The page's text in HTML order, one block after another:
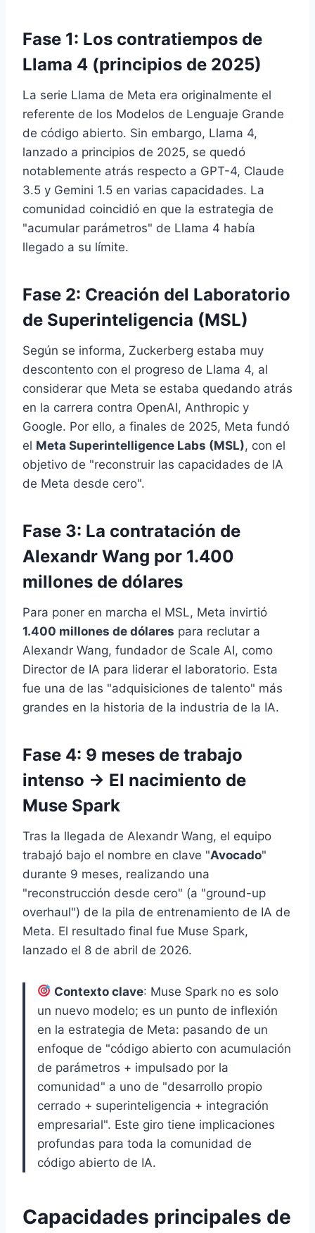
Fase 1: Los contratiempos de
Llama 4 (principios de 2025)
La serie Llama de Meta era originalmente el
referente de los Modelos de Lenguaje Grande
de código abierto. Sin embargo, Llama 4,
lanzado a principios de 2025, se quedó
notablemente atrás respecto a GPT-4, Claude
3.5 y Gemini 1.5 en varias capacidades. La
comunidad coincidió en que la estrategia de
"acumular parámetros" de Llama 4 había
llegado a su límite.
Fase 2: Creación del Laboratorio
de Superinteligencia (MSL)
Según se informa, Zuckerberg estaba muy
descontento con el progreso de Llama 4, al
considerar que Meta se estaba quedando atrás
en la carrera contra OpenAI, Anthropic y
Google. Por ello, a finales de 2025, Meta fundó
el Meta Superintelligence Labs (MSL), con el
objetivo de "reconstruir las capacidades de IA
de Meta desde cero".
Fase 3: La contratación de
Alexandr Wang por 1.400
millones de dólares
Para poner en marcha el MSL, Meta invirtió
1.400 millones de dólares para reclutar a
Alexandr Wang, fundador de Scale AI, como
Director de IA para liderar el laboratorio. Esta
fue una de las "adquisiciones de talento" más
grandes en la historia de la industria de la IA.
Fase 4: 9 meses de trabajo
intenso → El nacimiento de
Muse Spark
Tras la llegada de Alexandr Wang, el equipo
trabajó bajo el nombre en clave "Avocado"
durante 9 meses, realizando una
"reconstrucción desde cero" (a "ground-up
overhaul") de la pila de entrenamiento de IA de
Meta. El resultado final fue Muse Spark,
lanzado el 8 de abril de 2026.
Contexto clave: Muse Spark no es solo
un nuevo modelo; es un punto de inflexión
en la estrategia de Meta: pasando de un
enfoque de "código abierto con acumulación
de parámetros + impulsado por la
comunidad" a uno de "desarrollo propio
cerrado + superinteligencia + integración
empresarial". Este giro tiene implicaciones
profundas para toda la comunidad de
código abierto de IA.
Capacidades principales de